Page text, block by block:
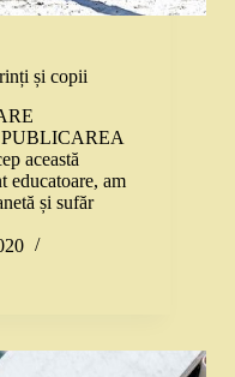
și copii
această
educatoare, am
și sufăr